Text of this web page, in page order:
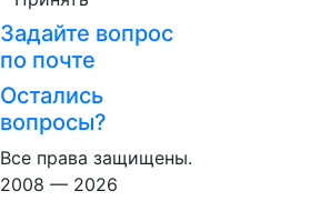
Задайте вопрос
по почте
Остались
вопросы?
Все права защищены.
2008 — 2026